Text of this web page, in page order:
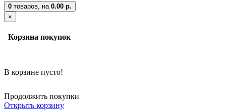
0 товаров, на 0.00 р.
×
Корзина покупок
В корзине пусто!
Продолжить покупки
Открыть корзину